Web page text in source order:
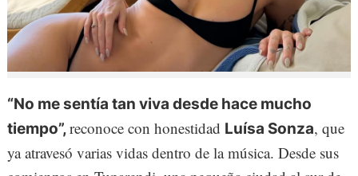
“No me sentía tan viva desde hace mucho
tiempo”,reconoce con honestidad Luísa Sonza, que
ya atravesó varias vidas dentro de la música. Desde sus